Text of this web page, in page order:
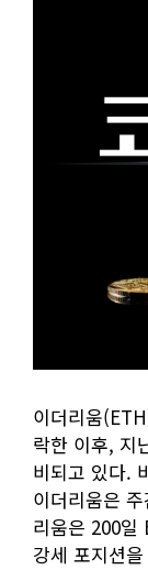
이더리움
락한 이후, 지
비되고 있다.
이더리움은
리움은 200일
강세 포지션